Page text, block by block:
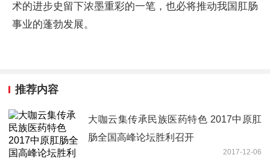
术的进步史留下浓墨重彩的一笔，也必将推动我国肛肠
事业的蓬勃发展。
推荐内容
大咖云集传承民族医药特色 2017中原肛
肠全国高峰论坛胜利召开
2017-12-06